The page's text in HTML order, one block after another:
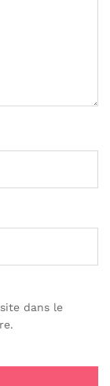
dans le